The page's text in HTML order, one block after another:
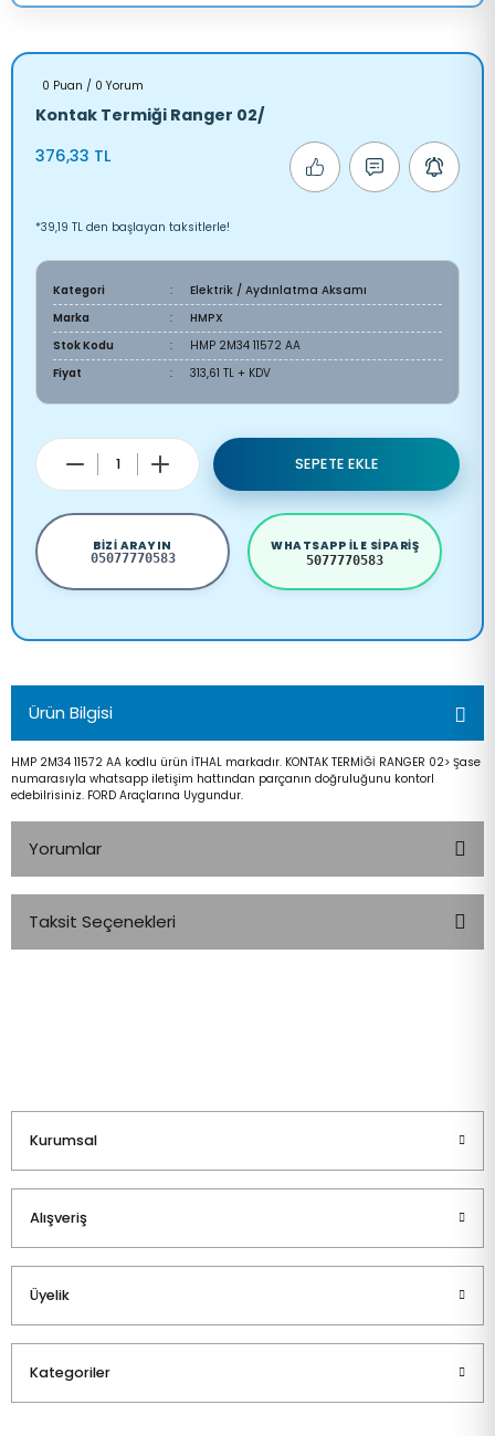
0 Puan / 0 Yorum
Kontak Termiği Ranger 02/
376,33 TL
*39,19 TL den başlayan taksitlerle!
Kategori
Elektrik / Aydınlatma Aksamı
Marka
HMPX
Stok Kodu
HMP 2M34 11572 AA
Fiyat
313,61 TL + KDV
SEPETE EKLE
BIZI ARAYIN
05077770583
WHATSAPP ILE SIPARIŞ
5077770583
Ürün Bilgisi
HMP 2M34 11572 AA kodlu ürün İTHAL markadır. KONTAK TERMİĞİ RANGER 02> Şase
numarasıyla whatsapp iletişim hattından parçanın doğruluğunu kontorl
edebilrisiniz. FORD Araçlarına Uygundur.
Yorumlar
Taksit Seçenekleri
Kurumsal
Alışveriş
Üyelik
Kategoriler